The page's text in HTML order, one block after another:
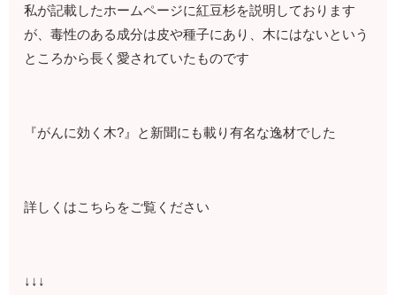
私が記載したホームページに紅豆杉を説明しております
が、毒性のある成分は皮や種子にあり、木にはないという
ところから長く愛されていたものです
『がんに効く木?』と新聞にも載り有名な逸材でした
詳しくはこちらをご覧ください
↓↓↓